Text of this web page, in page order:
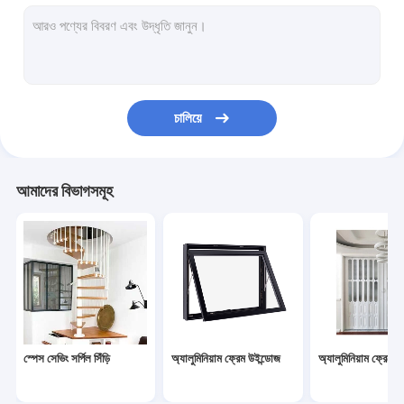
কাস্টমাইজড বাথরুম ক্যাবিনেটের
স্বয়ংক্রিয় গ্যারেজ দরজা
MDF কাঠের দরজা
হাই এন্ড হোটেলের আসবাবপত্র
অ্যালুমিনিয়াম কার্টেন ওয়াল
চালিয়ে
আমাদের বিভাগসমূহ
স্পেস সেভিং সর্পিল সিঁড়ি অ্যালুমিনিয়াম ফ্রেম উইন্ডোজ অ্যালুমিনিয়াম ফ্রেমের